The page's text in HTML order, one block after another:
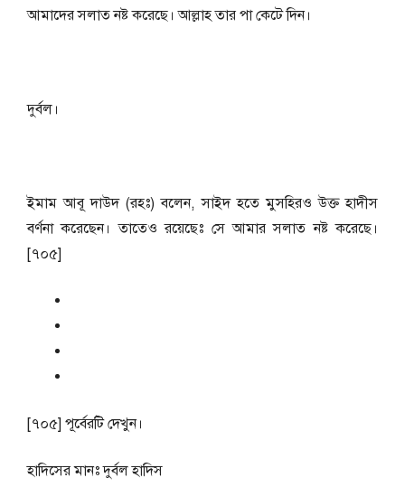
আমাদের সলাত নষ্ট করেছে। আল্লাহ তার পা কেটে দিন।
দুর্বল।
ইমাম আবূ দাউদ (রহঃ) বলেন, সাইদ হতে মুসহিরও উক্ত হাদীস
বর্ণনা করেছেন। তাতেও রয়েছেঃ সে আমার সলাত নষ্ট করেছে।
[৭০৫]
[৭০৫] পূর্বেরটি দেখুন।
হাদিসের মানঃদুর্বল হাদিস